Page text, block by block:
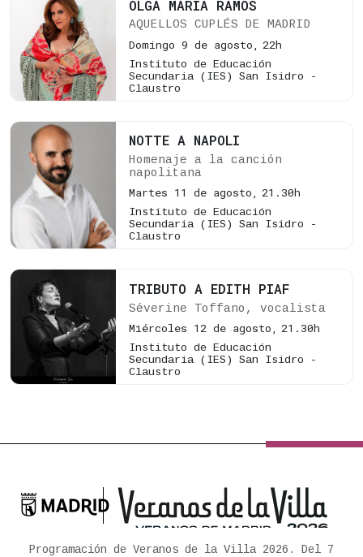
OLGA MARÍA RAMOS
AQUELLOS CUPLÉS DE MADRID
Domingo 9 de agosto, 22h
Instituto de Educación
Secundaria (IES) San Isidro -
Claustro
NOTTE A NAPOLI
Homenaje a la canción
napolitana
Martes 11 de agosto, 21.30h
Instituto de Educación
Secundaria (IES) San Isidro -
Claustro
TRIBUTO A EDITH PIAF
Séverine Toffano, vocalista
Miércoles 12 de agosto, 21.30h
Instituto de Educación
Secundaria (IES) San Isidro -
Claustro

Ayuntamiento de Madrid
Programación de Veranos de la Villa 2026. Del 7